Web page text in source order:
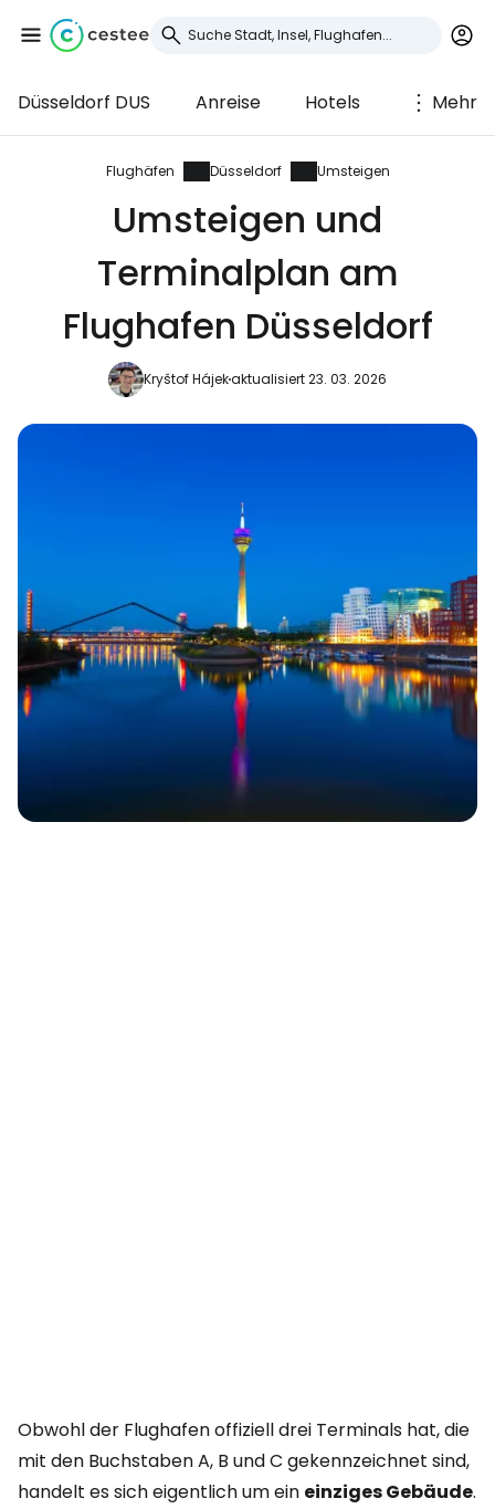
Düsseldorf DUS Anreise Hotels Mehr
Flughäfen Düsseldorf Umsteigen
Umsteigen und
Terminalplan am
Flughafen Düsseldorf
Kryštof Hájekaktualisiert 23. 03. 2026
Obwohl der Flughafen offiziell drei Terminals hat, die
mit den Buchstaben A, B und C gekennzeichnet sind,
handelt es sich eigentlich um ein einziges Gebäude.
Anmeldung bei
Cestee
... die weltweite Reise-Community
Weiter mit Google
Weiter mit Facebook